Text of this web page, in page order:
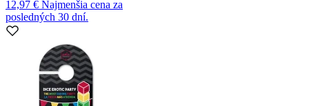
12,97 € Najmenšia cena za
posledných 30 dní.